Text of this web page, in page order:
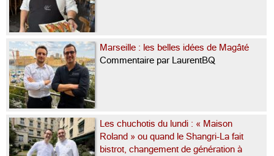
Marseille : les belles idées de Magâté
Commentaire par LaurentBQ
Les chuchotis du lundi : « Maison
Roland » ou quand le Shangri-La fait
bistrot, changement de génération à